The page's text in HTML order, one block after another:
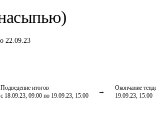
22.09.23
Подведение итогов
с 18.09.23, 09:00 по 19.09.23, 15:00
Окончание
19.09.23, 15:00